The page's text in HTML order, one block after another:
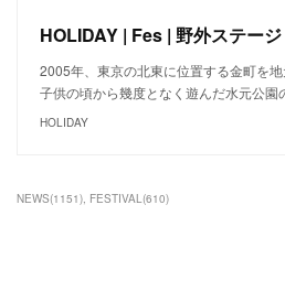
HOLIDAY | Fes | 野外ステージ
​2005年、東京の北東に位置する金町を地
子供の頃から幾度となく遊んだ水元公
HOLIDAY
NEWS(1151) FESTIVAL(610)